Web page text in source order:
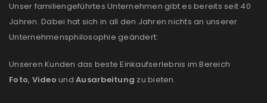
Unser familiengeführtes Unternehmen gibt es bereits seit 40
Jahren. Dabei hat sich in all den Jahren nichts an unserer
Unternehmensphilosophie geändert:
Unseren Kunden das beste Einkaufserlebnis im Bereich
Foto, Video und Ausarbeitung zu bieten.